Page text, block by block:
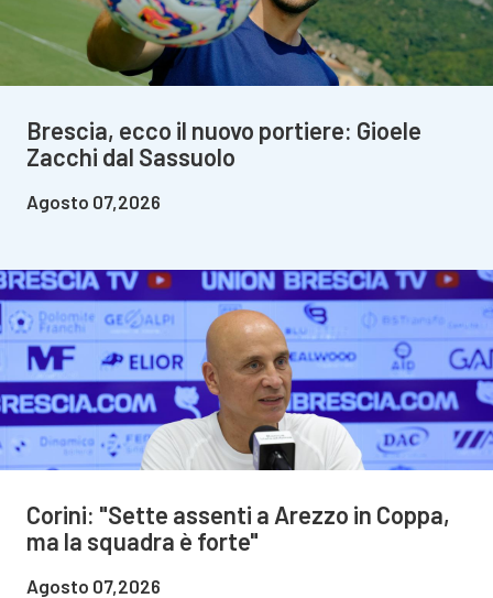
Brescia, ecco il nuovo portiere: Gioele
Zacchi dal Sassuolo
Agosto 07,2026
Corini: "Sette assenti a Arezzo in Coppa,
ma la squadra è forte"
Agosto 07,2026